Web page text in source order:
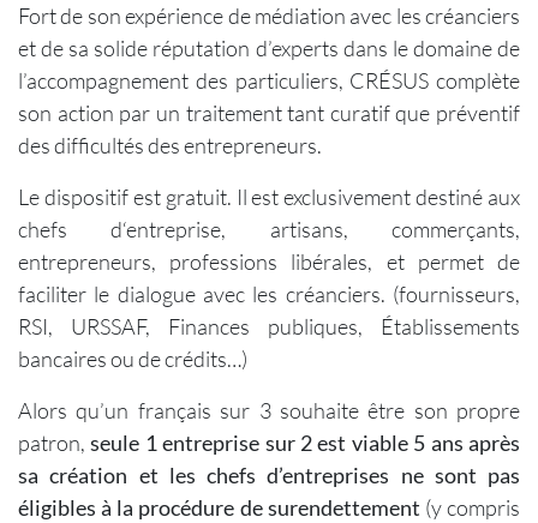
Fort de son expérience de médiation avec les créanciers
et de sa solide réputation d’experts dans le domaine de
l’accompagnement des particuliers, CRÉSUS complète
son action par un traitement tant curatif que préventif
des difficultés des entrepreneurs.
Le dispositif est gratuit. Il est exclusivement destiné aux
chefs d‘entreprise, artisans, commerçants,
entrepreneurs, professions libérales, et permet de
faciliter le dialogue avec les créanciers. (fournisseurs,
RSI, URSSAF, Finances publiques, Établissements
bancaires ou de crédits…)
Alors qu’un français sur 3 souhaite être son propre
patron,seule 1 entreprise sur 2 est viable 5 ans après
sa création et les chefs d’entreprises ne sont pas
éligibles à la procédure de surendettement (y compris